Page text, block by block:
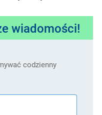
wiadomości!
codzienny